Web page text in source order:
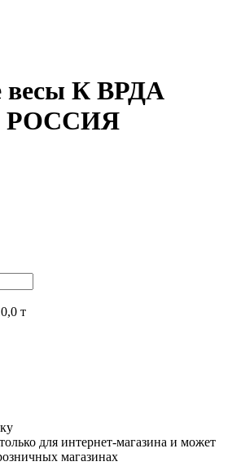
весы К ВРДА
РОССИЯ
т
для интернет-магазина и может
магазинах